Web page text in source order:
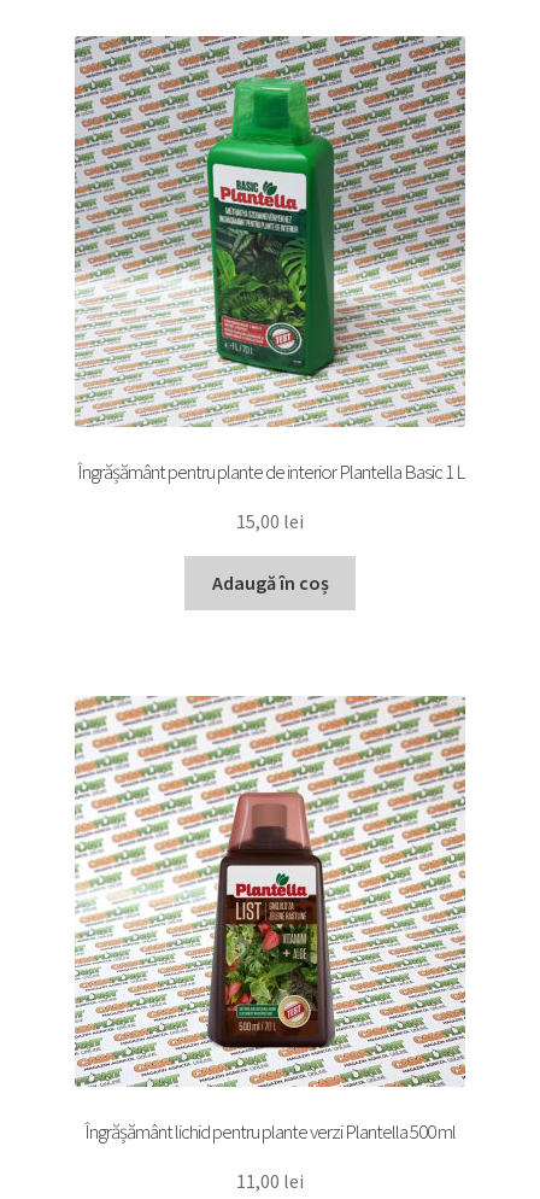
Îngrășământ pentru plante de interior Plantella Basic 1 L
15,00 lei
Adaugă în coș
Îngrășământ lichid pentru plante verzi Plantella 500 ml
11,00 lei